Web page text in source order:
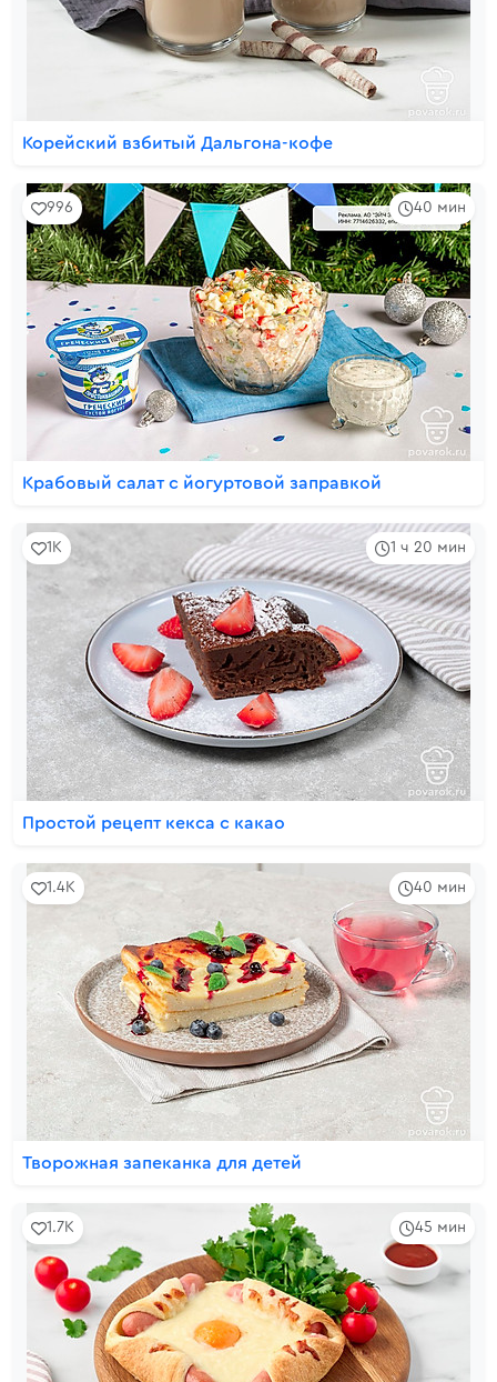
Корейский взбитый Дальгона-кофе
40 мин
996
Крабовый салат с йогуртовой заправкой
1 ч 20 мин
1K
Простой рецепт кекса с какао
40 мин
1.4K
Творожная запеканка для детей
45 мин
1.7K